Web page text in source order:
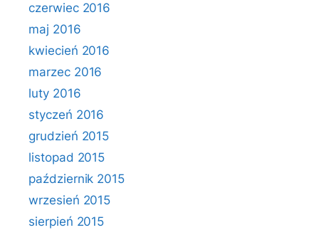
czerwiec 2016
maj 2016
kwiecień 2016
marzec 2016
luty 2016
styczeń 2016
grudzień 2015
listopad 2015
październik 2015
wrzesień 2015
sierpień 2015